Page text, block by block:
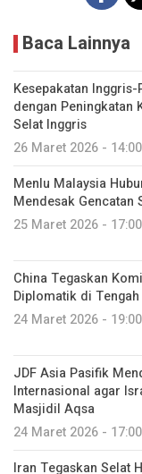
Baca Lainnya
Kesepakatan
dengan Peningkatan
Selat Inggris
26 Maret 2026 -
Menlu Malaysia
Mendesak Gencatan
25 Maret 2026 -
China Tegaskan
Diplomatik di
24 Maret 2026 -
JDF Asia Pasifik
Internasional agar
Masjidil Aqsa
24 Maret 2026 -
Iran Tegaskan Selat